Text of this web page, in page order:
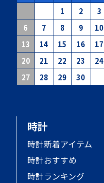
1 2 3
6
7 8 9 10
13
14 15 16 17
20
21 22 23 24
27
28 29 30
時計
時計新着アイテム
時計おすすめ
時計ランキング